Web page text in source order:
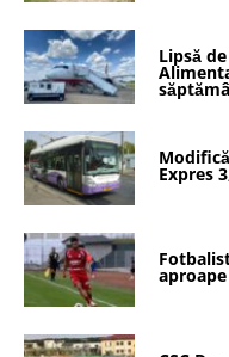
Lipsă
Expres